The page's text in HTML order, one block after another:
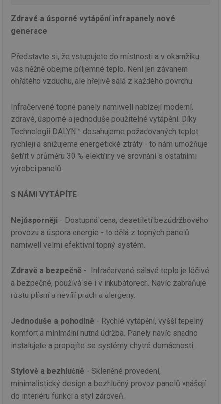
Zdravé a úsporné vytápění infrapanely nové
generace
Představte si, že vstupujete do místnosti a v okamžiku
vás něžně obejme příjemné teplo. Není jen závanem
ohřátého vzduchu, ale hřejivě sálá z každého povrchu.
Infračervené topné panely namiwell nabízejí moderní,
zdravé, úsporné a jednoduše použitelné vytápění. Díky
Technologii DALYN™ dosahujeme požadovaných teplot
rychleji a snižujeme energetické ztráty - to nám umožňuje
šetřit v průměru 30 % elektřiny ve srovnání s ostatními
výrobci panelů.
S NÁMI VYTÁPÍTE
Nejúsporněji - Dostupná cena, desetiletí bezúdržbového
provozu a úspora energie - to dělá z topných panelů
namiwell velmi efektivní topný systém.
Zdravě a bezpečně - Infračervené sálavé teplo je léčivé
a bezpečné, používá se i v inkubátorech. Navíc zabraňuje
růstu plísní a nevíří prach a alergeny.
Jednoduše a pohodlně - Rychlé vytápění, vyšší tepelný
komfort a minimální nutná údržba. Panely navíc snadno
instalujete a propojíte se systémy chytré domácnosti.
Stylově a bezhlučně - Skleněné provedení,
minimalistický design a bezhlučný provoz panelů vnášejí
do interiéru funkci a styl zároveň.